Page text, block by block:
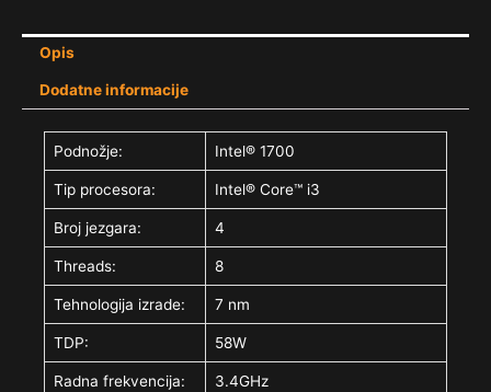
Opis
Dodatne informacije
Podnožje: Intel® 1700
Tip procesora: Intel® Core™ i3
Broj jezgara: 4
Threads: 8
Tehnologija izrade: 7 nm
TDP: 58W
Radna frekvencija: 3.4GHz